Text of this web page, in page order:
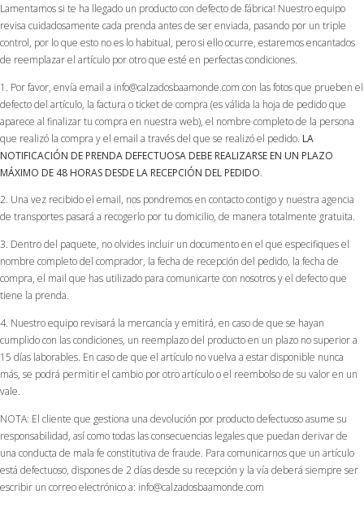
Lamentamos si te ha llegado un producto con defecto de fábrica! Nuestro equipo
revisa cuidadosamente cada prenda antes de ser enviada, pasando por un triple
control, por lo que esto no es lo habitual, pero si ello ocurre, estaremos encantados
de reemplazar el artículo por otro que esté en perfectas condiciones.
1. Por favor, envía email a info@calzadosbaamonde.com con las fotos que prueben el
defecto del artículo, la factura o ticket de compra (es válida la hoja de pedido que
aparece al finalizar tu compra en nuestra web), el nombre completo de la persona
que realizó la compra y el email a través del que se realizó el pedido. LA
NOTIFICACIÓN DE PRENDA DEFECTUOSA DEBE REALIZARSE EN UN PLAZO
MÁXIMO DE 48 HORAS DESDE LA RECEPCIÓN DEL PEDIDO.
2. Una vez recibido el email, nos pondremos en contacto contigo y nuestra agencia
de transportes pasará a recogerlo por tu domicilio, de manera totalmente gratuita.
3. Dentro del paquete, no olvides incluir un documento en el que especifiques el
nombre completo del comprador, la fecha de recepción del pedido, la fecha de
compra, el mail que has utilizado para comunicarte con nosotros y el defecto que
tiene la prenda.
4. Nuestro equipo revisará la mercancía y emitirá, en caso de que se hayan
cumplido con las condiciones, un reemplazo del producto en un plazo no superior a
15 días laborables. En caso de que el artículo no vuelva a estar disponible nunca
más, se podrá permitir el cambio por otro artículo o el reembolso de su valor en un
vale.
NOTA: El cliente que gestiona una devolución por producto defectuoso asume su
responsabilidad, así como todas las consecuencias legales que puedan derivar de
una conducta de mala fe constitutiva de fraude. Para comunicarnos que un artículo
está defectuoso, dispones de 2 días desde su recepción y la vía deberá siempre ser
escribir un correo electrónico a: info@calzadosbaamonde.com